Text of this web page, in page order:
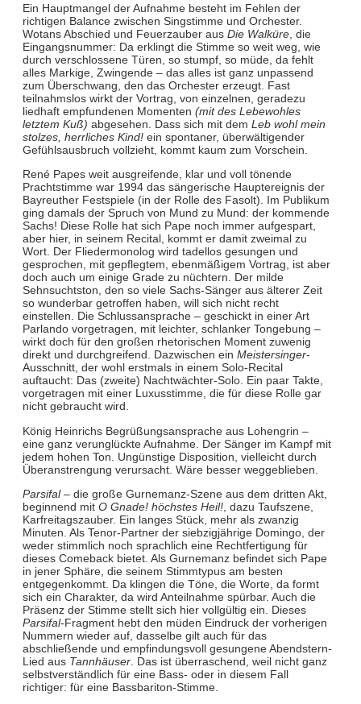
Ein Hauptmangel der Aufnahme besteht im Fehlen der
richtigen Balance zwischen Singstimme und Orchester.
Wotans Abschied und Feuerzauber aus Die Walküre, die
Eingangsnummer: Da erklingt die Stimme so weit weg, wie
durch verschlossene Türen, so stumpf, so müde, da fehlt
alles Markige, Zwingende – das alles ist ganz unpassend
zum Überschwang, den das Orchester erzeugt. Fast
teilnahmslos wirkt der Vortrag, von einzelnen, geradezu
liedhaft empfundenen Momenten (mit des Lebewohles
letztem Kuß) abgesehen. Dass sich mit dem Leb wohl mein
stolzes, herrliches Kind!ein spontaner, überwältigender
Gefühlsausbruch vollzieht, kommt kaum zum Vorschein.
René Papes weit ausgreifende, klar und voll tönende
Prachtstimme war 1994 das sängerische Hauptereignis der
Bayreuther Festspiele (in der Rolle des Fasolt). Im Publikum
ging damals der Spruch von Mund zu Mund: der kommende
Sachs! Diese Rolle hat sich Pape noch immer aufgespart,
aber hier, in seinem Recital, kommt er damit zweimal zu
Wort. Der Fliedermonolog wird tadellos gesungen und
gesprochen, mit gepflegtem, ebenmäßigem Vortrag, ist aber
doch auch um einige Grade zu nüchtern. Der milde
Sehnsuchtston, den so viele Sachs-Sänger aus älterer Zeit
so wunderbar getroffen haben, will sich nicht recht
einstellen. Die Schlussansprache – geschickt in einer Art
Parlando vorgetragen, mit leichter, schlanker Tongebung –
wirkt doch für den großen rhetorischen Moment zuwenig
direkt und durchgreifend. Dazwischen ein Meistersinger-
Ausschnitt, der wohl erstmals in einem Solo-Recital
auftaucht: Das (zweite) Nachtwächter-Solo. Ein paar Takte,
vorgetragen mit einer Luxusstimme, die für diese Rolle gar
nicht gebraucht wird.
König Heinrichs Begrüßungsansprache aus Lohengrin –
eine ganz verunglückte Aufnahme. Der Sänger im Kampf mit
jedem hohen Ton. Ungünstige Disposition, vielleicht durch
Überanstrengung verursacht. Wäre besser weggeblieben.
Parsifal– die große Gurnemanz-Szene aus dem dritten Akt,
beginnend mitO Gnade! höchstes Heil!, dazu Taufszene,
Karfreitagszauber. Ein langes Stück, mehr als zwanzig
Minuten. Als Tenor-Partner der siebzigjährige Domingo, der
weder stimmlich noch sprachlich eine Rechtfertigung für
dieses Comeback bietet. Als Gurnemanz befindet sich Pape
in jener Sphäre, die seinem Stimmtypus am besten
entgegenkommt. Da klingen die Töne, die Worte, da formt
sich ein Charakter, da wird Anteilnahme spürbar. Auch die
Präsenz der Stimme stellt sich hier vollgültig ein. Dieses
Parsifal-Fragment hebt den müden Eindruck der vorherigen
Nummern wieder auf, dasselbe gilt auch für das
abschließende und empfindungsvoll gesungene Abendstern-
Lied aus Tannhäuser. Das ist überraschend, weil nicht ganz
selbstverständlich für eine Bass- oder in diesem Fall
richtiger: für eine Bassbariton-Stimme.